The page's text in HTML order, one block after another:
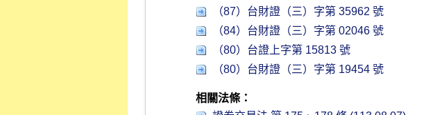
（87）台財證（三）字第 35962 號
（84）台財證（三）字第 02046 號
（80）台證上字第 15813 號
（80）台財證（三）字第 19454 號
相關法條：